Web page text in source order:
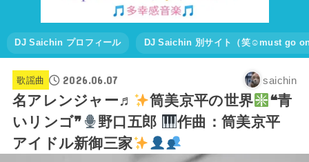
DJ Saichin プロフィール DJ Saichin 別サイト（笑☺must go
歌謡曲 2026.06.07 saichin
名アレンジャー♬ 筒美京平の世界
❝青
いリンゴ❞
野口五郎
作曲：筒美京平
アイドル新御三家